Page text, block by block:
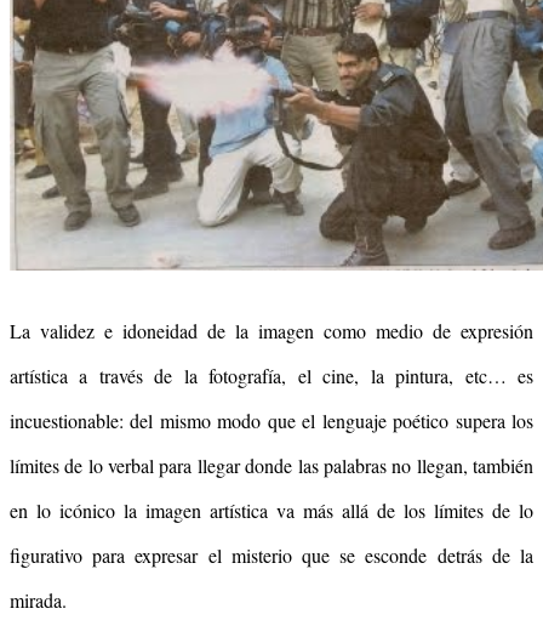
La validez e idoneidad de la imagen como medio de expresión
artística a través de la fotografía, el cine, la pintura, etc… es
incuestionable: del mismo modo que el lenguaje poético supera los
límites de lo verbal para llegar donde las palabras no llegan, también
en lo icónico la imagen artística va más allá de los límites de lo
figurativo para expresar el misterio que se esconde detrás de la
mirada.